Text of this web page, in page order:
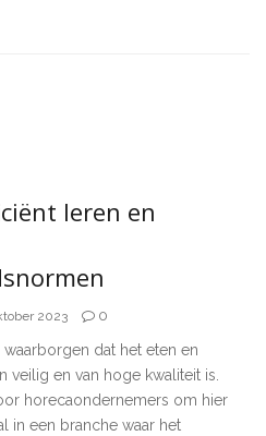
leren en
2023 0
dat het eten en
veilig en van hoge kwaliteit is.
horecaondernemers om hier
in een branche waar het